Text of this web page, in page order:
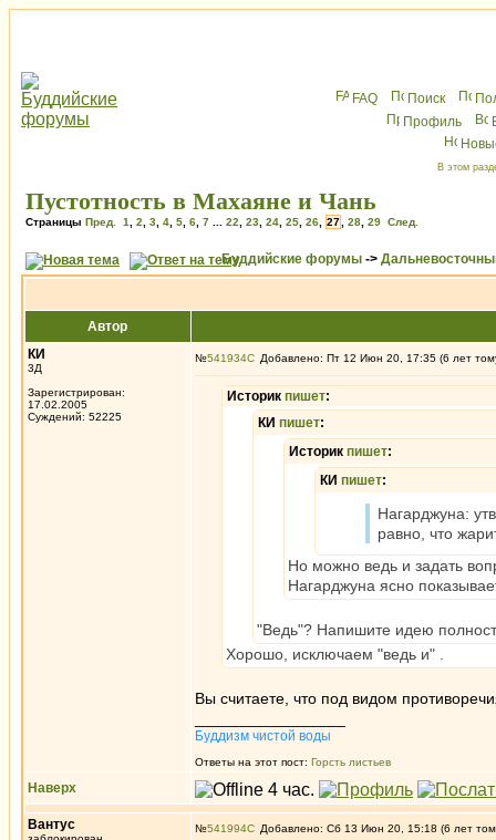
FAQ Поиск
Профиль
В этом
Пустотность в Махаяне и Чань
Страницы Пред. 1 2 3 4 5 6 7 22 23 24 25 26 27 28 29 След.
Буддийские форумы ->
Автор
КИ
3Д
Зарегистрирован:
17.02.2005
Суждений: 52225
№541934 Добавлено: Пт 12 Июн 20, 17:35 (6 лет
Историк пишет:
КИ пишет:
Историк пишет:
КИ пишет:
Нагарджуна:
равно, что
Но можно ведь и задать
Нагарджуна ясно
"Ведь"? Напишите идею
Хорошо, исключаем "ведь и" .
Вы считаете, что под видом
Буддизм чистой воды
Ответы на этот пост: Горсть листьев
Наверх
Вантус №541994 Добавлено: Сб 13 Июн 20, 15:18 (6 лет